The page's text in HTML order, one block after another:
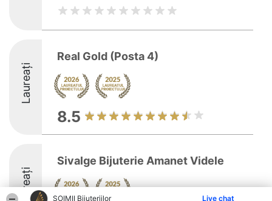
ŞOIMII Bijuteriilor Live chat
Laureați
Real Gold (Posta 4)
8.5
Laureați
Sivalge Bijuterie Amanet Videle